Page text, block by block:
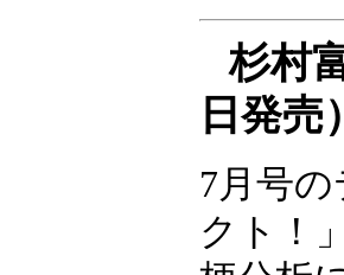
▼ 投資
杉村
日発売
7月号